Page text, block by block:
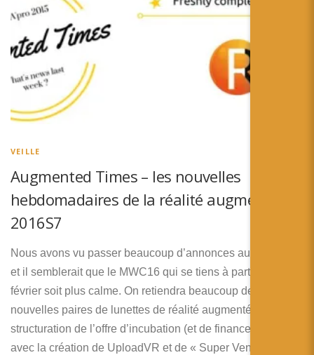
VEILLE
Augmented Times – les nouvelles
hebdomadaires de la réalité augmentée –
2016S7
Nous avons vu passer beaucoup d’annonces au CES2016
et il semblerait que le MWC16 qui se tiens à partir du 22
février soit plus calme. On retiendra beaucoup de
nouvelles paires de lunettes de réalité augmentée et une
structuration de l’offre d’incubation (et de financement)
avec la création de UploadVR et de « Super Ventures ».